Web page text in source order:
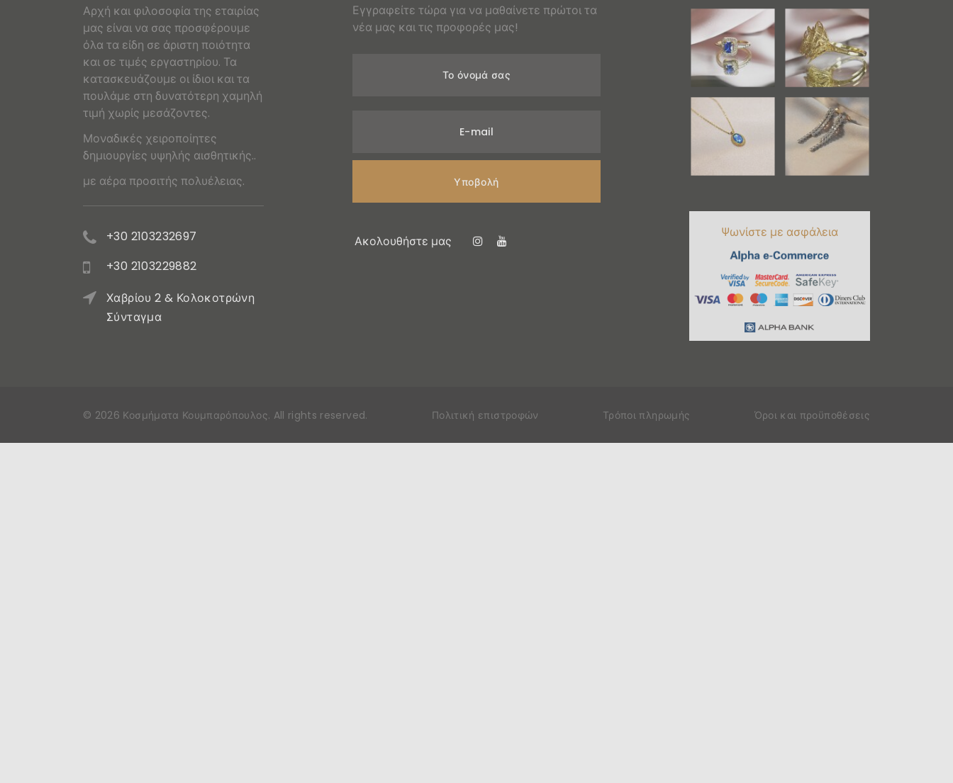
Αρχή και φιλοσοφία της εταιρίας
μας είναι να σας προσφέρουμε
όλα τα είδη σε άριστη ποιότητα
και σε τιμές εργαστηρίου. Τα
κατασκευάζουμε οι ίδιοι και τα
πουλάμε στη δυνατότερη χαμηλή
τιμή χωρίς μεσάζοντες.
Μοναδικές χειροποίητες
δημιουργίες υψηλής αισθητικής..
με αέρα προσιτής πολυέλειας.
+30 2103232697
+30 2103229882
Χαβρίου 2 & Κολοκοτρώνη
Σύνταγμα
Εγγραφείτε τώρα για να μαθαίνετε πρώτοι τα
νέα μας και τις προφορές μας!
Το όνομά σας
E-mail
Υποβολή
Ακολουθήστε μας
Ψωνίστε με ασφάλεια
© 2026 Κοσμήματα Κουμπαρόπουλος. All rights reserved. Πολιτική επιστροφών Τρόποι πληρωμής Όροι και προϋποθέσεις